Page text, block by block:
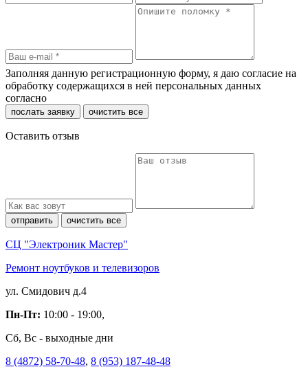
Заполняя данную регистрационную форму, я даю согласие на
обработку содержащихся в ней персональных данных
согласно
послать заявку очистить все
Оставить отзыв
отправить очистить все
СЦ "Электроник Мастер"
Ремонт ноутбуков и телевизоров
ул. Смидович д.4
Пн-Пт: 10:00 - 19:00,
Сб, Вс - выходные дни
8 (4872) 58-70-48, 8 (953) 187-48-48